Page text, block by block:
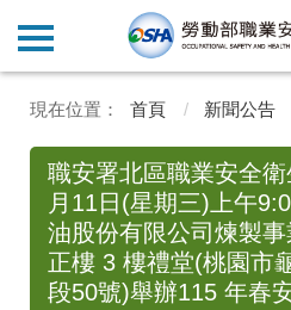
首頁 新聞公告
職安署北區職業安全
月11日(星期三)上午
油股份有限公司煉製
正樓 3 樓禮堂(桃園市
段50號)舉辦115 年春